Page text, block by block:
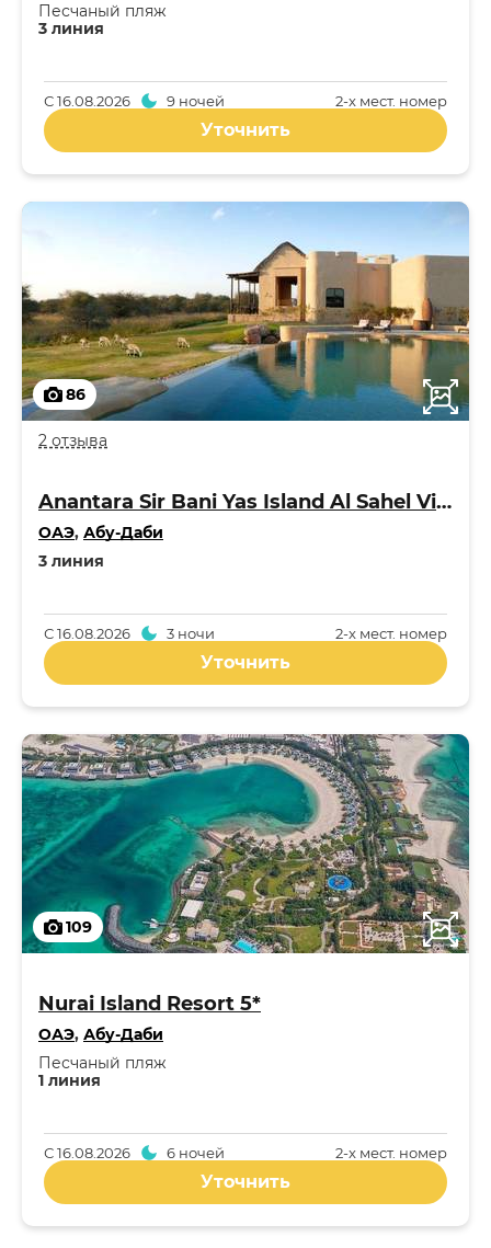
3 линия
Песчаный пляж
2-x мест. номер
С16.08.2026 9 ночей
Уточнить
86
2 отзыва
Anantara Sir Bani Yas Island Al Sahel Villa Resort 5*
ОАЭ, Абу-Даби
3 линия
2-x мест. номер
С16.08.2026 3 ночи
Уточнить
109
Nurai Island Resort 5*
ОАЭ, Абу-Даби
1 линия
Песчаный пляж
2-x мест. номер
С16.08.2026 6 ночей
Уточнить